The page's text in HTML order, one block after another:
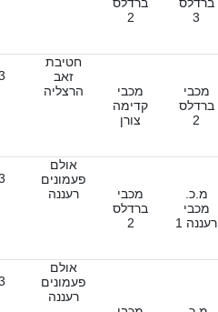
ברדלס
3
ברדלס
2
מכבי
ברדלס
2
מכבי
קדימה
צורן
חטיבת
זאב
הרצליה
מ.כ.
מכבי
רעננה 1
מכבי
ברדלס
2
אולם
פעמונים
רעננה
אולם
פעמונים
רעננה